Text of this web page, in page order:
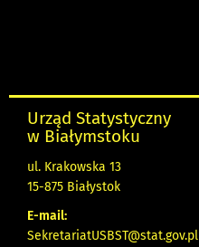
Urząd Statystyczny
w Białymstoku
ul. Krakowska 13
15-875 Białystok
E-mail:
SekretariatUSBST@stat.gov.pl